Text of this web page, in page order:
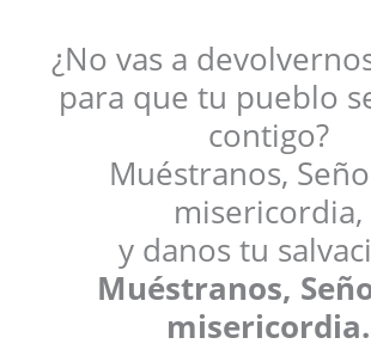
¿No vas a
para que tu pueblo
contigo?
Muéstranos,
misericordia,
y danos tu
Muéstranos,
misericordia.